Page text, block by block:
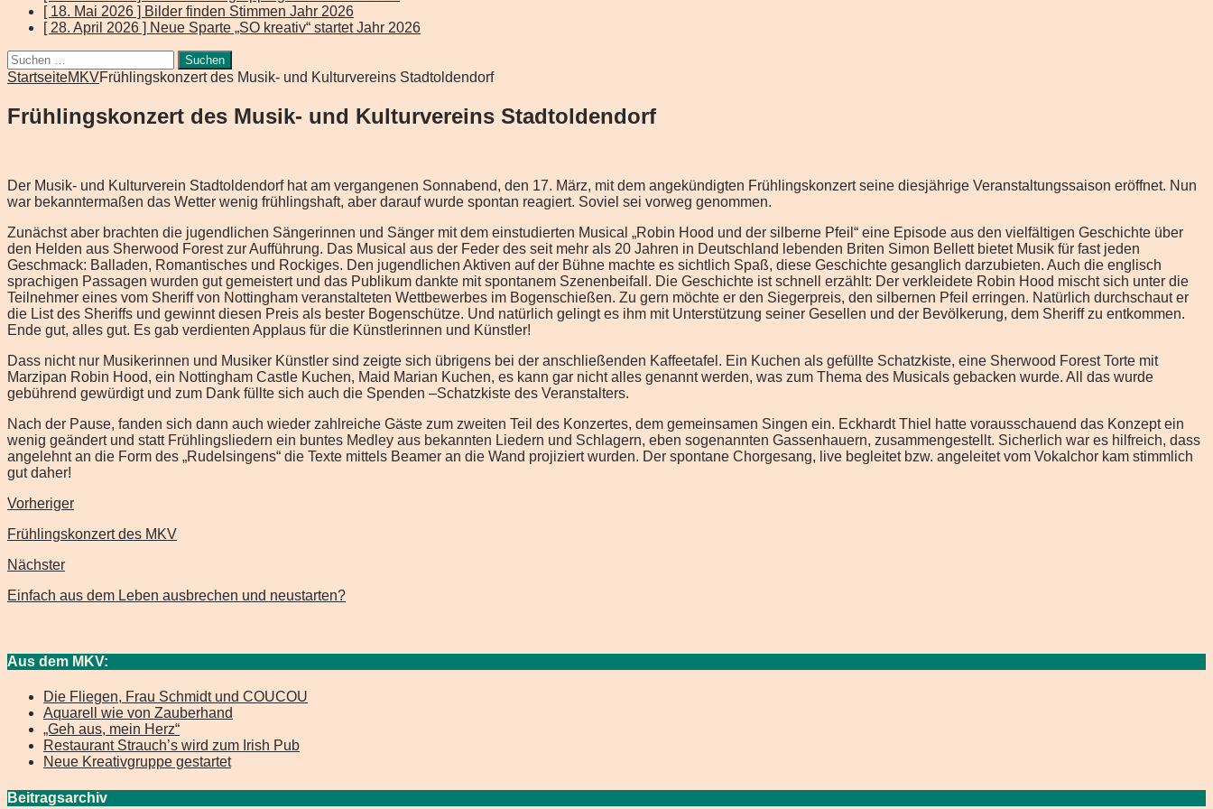
[ 18. Mai 2026 ] Bilder finden Stimmen Jahr 2026
[ 28. April 2026 ] Neue Sparte „SO kreativ“ startetJahr 2026
Suchen
nach:
StartseiteMKVFrühlingskonzert des Musik- und Kulturvereins Stadtoldendorf
Frühlingskonzert des Musik- und Kulturvereins Stadtoldendorf
Der Musik- und Kulturverein Stadtoldendorf hat am vergangenen Sonnabend, den 17. März, mit dem angekündigten Frühlingskonzert seine diesjährige Veranstaltungssaison eröffnet. Nun
war bekanntermaßen das Wetter wenig frühlingshaft, aber darauf wurde spontan reagiert. Soviel sei vorweg genommen.
Zunächst aber brachten die jugendlichen Sängerinnen und Sänger mit dem einstudierten Musical „Robin Hood und der silberne Pfeil“ eine Episode aus den vielfältigen Geschichte über
den Helden aus Sherwood Forest zur Aufführung. Das Musical aus der Feder des seit mehr als 20 Jahren in Deutschland lebenden Briten Simon Bellett bietet Musik für fast jeden
Geschmack: Balladen, Romantisches und Rockiges. Den jugendlichen Aktiven auf der Bühne machte es sichtlich Spaß, diese Geschichte gesanglich darzubieten. Auch die englisch
sprachigen Passagen wurden gut gemeistert und das Publikum dankte mit spontanem Szenenbeifall. Die Geschichte ist schnell erzählt: Der verkleidete Robin Hood mischt sich unter die
Teilnehmer eines vom Sheriff von Nottingham veranstalteten Wettbewerbes im Bogenschießen. Zu gern möchte er den Siegerpreis, den silbernen Pfeil erringen. Natürlich durchschaut er
die List des Sheriffs und gewinnt diesen Preis als bester Bogenschütze. Und natürlich gelingt es ihm mit Unterstützung seiner Gesellen und der Bevölkerung, dem Sheriff zu entkommen.
Ende gut, alles gut. Es gab verdienten Applaus für die Künstlerinnen und Künstler!
Dass nicht nur Musikerinnen und Musiker Künstler sind zeigte sich übrigens bei der anschließenden Kaffeetafel. Ein Kuchen als gefüllte Schatzkiste, eine Sherwood Forest Torte mit
Marzipan Robin Hood, ein Nottingham Castle Kuchen, Maid Marian Kuchen, es kann gar nicht alles genannt werden, was zum Thema des Musicals gebacken wurde. All das wurde
gebührend gewürdigt und zum Dank füllte sich auch die Spenden –Schatzkiste des Veranstalters.
Nach der Pause, fanden sich dann auch wieder zahlreiche Gäste zum zweiten Teil des Konzertes, dem gemeinsamen Singen ein. Eckhardt Thiel hatte vorausschauend das Konzept ein
wenig geändert und statt Frühlingsliedern ein buntes Medley aus bekannten Liedern und Schlagern, eben sogenannten Gassenhauern, zusammengestellt. Sicherlich war es hilfreich, dass
angelehnt an die Form des „Rudelsingens“ die Texte mittels Beamer an die Wand projiziert wurden. Der spontane Chorgesang, live begleitet bzw. angeleitet vom Vokalchor kam stimmlich
gut daher!
Vorheriger
Frühlingskonzert des MKV
Nächster
Einfach aus dem Leben ausbrechen und neustarten?
Aus dem MKV:
Die Fliegen, Frau Schmidt und COUCOU
Aquarell wie von Zauberhand
„Geh aus, mein Herz“
Restaurant Strauch’s wird zum Irish Pub
Neue Kreativgruppe gestartet
Beitragsarchiv